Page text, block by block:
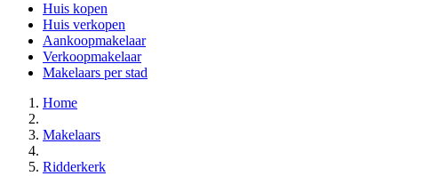
Huis kopen
Huis verkopen
Aankoopmakelaar
Verkoopmakelaar
Makelaars per stad
Home
Makelaars
Ridderkerk